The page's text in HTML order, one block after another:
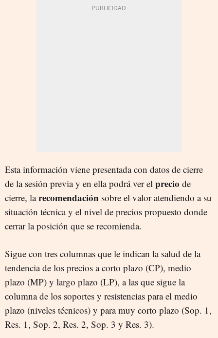
Esta información viene presentada con datos de cierre
de la sesión previa y en ella podrá ver el precio de
cierre, larecomendación sobre el valor atendiendo a su
situación técnica y el nivel de precios propuesto donde
cerrar la posición que se recomienda.
Sigue con tres columnas que le indican la salud de la
tendencia de los precios a corto plazo (CP), medio
plazo (MP) y largo plazo (LP), a las que sigue la
columna de los soportes y resistencias para el medio
plazo (niveles técnicos) y para muy corto plazo (Sop. 1,
Res. 1, Sop. 2, Res. 2, Sop. 3 y Res. 3).